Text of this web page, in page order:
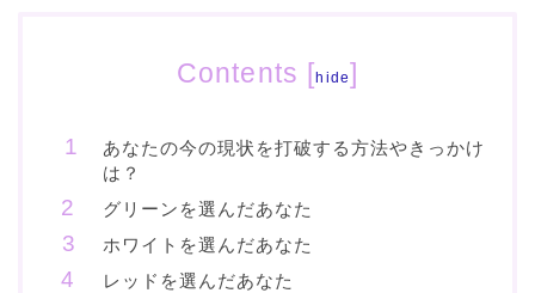
Contents [hide]
あなたの今の現状を打破する方法やきっかけ
は？
グリーンを選んだあなた
ホワイトを選んだあなた
レッドを選んだあなた